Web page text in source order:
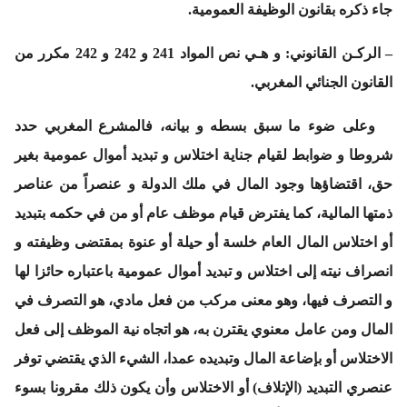
جاء ذكره بقانون الوظيفة العمومية.
– الركـن القانوني
: و هـي نص المواد 241 و 242 و 242 مكرر من
القانون الجنائي المغربي.
وعلى ضوء ما سبق بسطه و بيانه، فالمشرع المغربي حدد
شروطا و ضوابط لقيام جناية اختلاس و تبديد أموال عمومية بغير
حق، اقتضاؤها وجود المال في ملك الدولة و عنصراً من عناصر
ذمتها المالية، كما يفترض قيام موظف عام أو من في حكمه بتبديد
أو اختلاس المال العام خلسة أو حيلة أو عنوة بمقتضى وظيفته و
انصراف نيته إلى اختلاس و تبديد أموال عمومية باعتباره حائزا لها
و التصرف فيها، وهو معنى مركب من فعل مادي، هو التصرف في
المال ومن عامل معنوي يقترن به، هو اتجاه نية الموظف إلى فعل
الاختلاس أو بإضاعة المال وتبديده عمدا، الشيء الذي يقتضي توفر
عنصري التبديد (الإتلاف) أو الاختلاس وأن يكون ذلك مقرونا بسوء